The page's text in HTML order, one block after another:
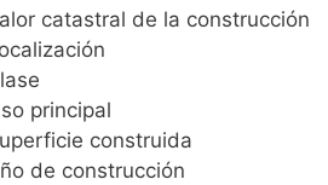
catastral de la construcción
principal
construida
de construcción